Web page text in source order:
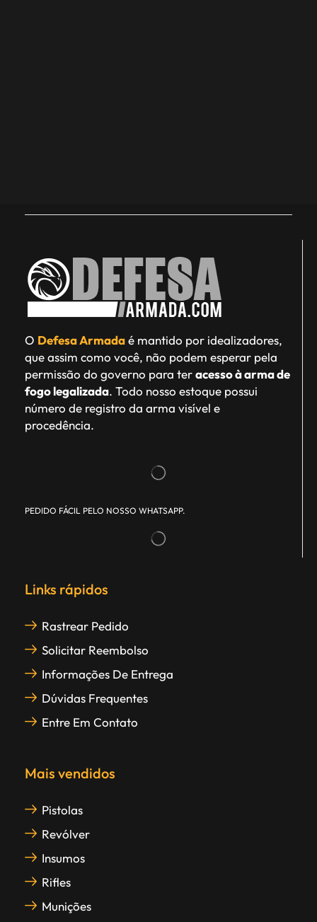
O Defesa Armadaé mantido por idealizadores,
que assim como você, não podem esperar pela
permissão do governo para teracesso à arma de
fogo legalizada. Todo nosso estoque possui
número de registro da arma visível e
procedência.
PEDIDO FÁCIL PELO NOSSO WHATSAPP.
Links rápidos
Rastrear Pedido
Solicitar Reembolso
Informações De Entrega
Dúvidas Frequentes
Entre Em Contato
Mais vendidos
Pistolas
Revólver
Insumos
Rifles
Munições